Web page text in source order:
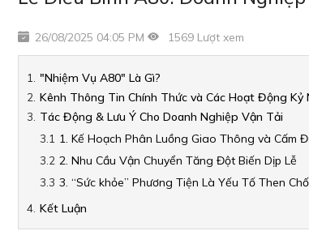
26/08/2025 04:05 PM 1569 Lượt xem
"Nhiệm Vụ A80" Là Gì?
Kênh Thông Tin Chính Thức và Các Hoạt Động Kỷ
Tác Động & Lưu Ý Cho Doanh Nghiệp Vận Tải
1. Kế Hoạch Phân Luồng Giao Thông và Cấm
2. Nhu Cầu Vận Chuyển Tăng Đột Biến Dịp Lễ
3. “Sức khỏe” Phương Tiện Là Yếu Tố Then
Kết Luận